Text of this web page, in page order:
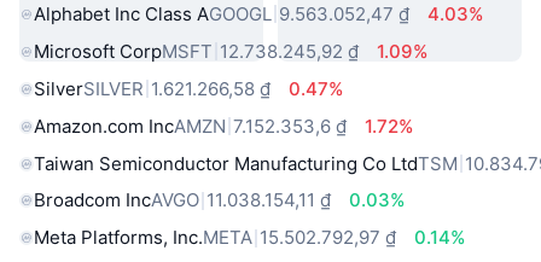
Alphabet Inc Class AGOOGL 9.563.052,47 ₫
4.03%
Microsoft CorpMSFT 12.738.245,92 ₫
1.09%
SilverSILVER 1.621.266,58 ₫
0.47%
Amazon.com IncAMZN 7.152.353,6 ₫
1.72%
Taiwan Semiconductor Manufacturing Co LtdTSM
Broadcom IncAVGO 11.038.154,11 ₫
0.03%
Meta Platforms, Inc.META 15.502.792,97 ₫
0.14%